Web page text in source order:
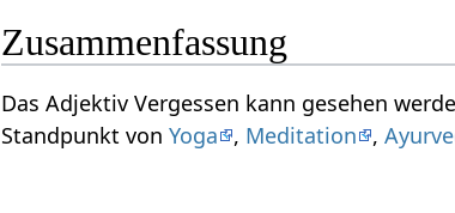
Zusammenfassung
Das Adjektiv Vergessen‏‎ kann gesehen werden im Kontext von Menschsein an sich und kann interpretiert werden vom
Standpunkt vonYoga , Meditation ,